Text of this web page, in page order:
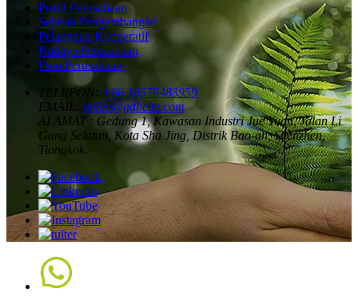
Profil Perusahaan
Sejarah Pengembangan
Pelanggan Kooperatif
Budaya Perusahaan
Foto Perusahaan
TELEPON: +86 18576483959
EMAIL:
amay@gdbeite.com
ALAMAT : Gedung 1, Kawasan Industri Jue Yuan, Jalan Li
Gang Selatan, Kota Sha Jing, Distrik Bao-an, Shenzhen,
Tiongkok.